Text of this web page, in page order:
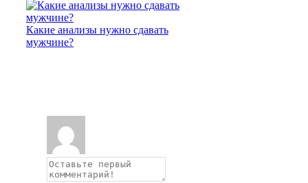
Какие анализы нужно сдавать
мужчине?